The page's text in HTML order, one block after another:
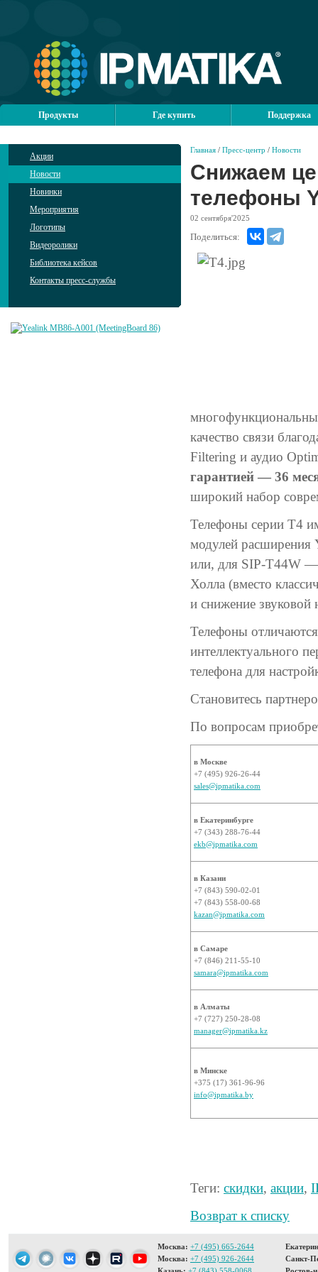
Продукты Где купить Поддержка
Акции
Новости
Новинки
Мероприятия
Логотипы
Видеоролики
Библиотека кейсов
Контакты пресс-службы
Главная / Пресс-центр / Новости
Снижаем
телефоны
02 сентября'2025
Поделиться:
качество связи
Filtering и аудио
гарантией — 36
широкий набор
Телефоны серии T4
модулей
или, для SIP-T44W —
Холла (вместо
и снижение звуковой
Телефоны
интеллектуального
телефона для
Становитесь
По вопросам
в Москве
+7 (495) 926-26-44
sales@ipmatika.com
в Екатеринбурге
+7 (343) 288-76-44
ekb@ipmatika.com
в Казани
+7 (843) 590-02-01
+7 (843) 558-00-68
kazan@ipmatika.com
в Самаре
+7 (846) 211-55-10
samara@ipmatika.com
в Алматы
+7 (727) 250-28-08
manager@ipmatika.kz
в Минске
+375 (17) 361-96-96
info@ipmatika.by
Теги: скидки, акции,
Возврат к списку
Москва: +7 (495) 665-2644
Москва: +7 (495) 926-2644
Санкт-